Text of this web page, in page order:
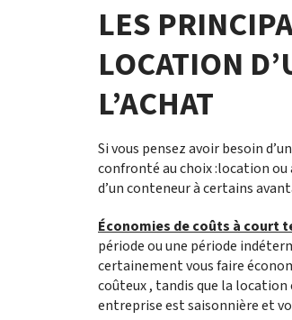
LES
LOCATION
L’ACHAT
Si vous pensez avoir besoin
confronté au choix :location ou
d’un conteneur à certains
Économies de coûts à court
période ou une période
certainement vous faire
coûteux , tandis que la
entreprise est saisonnière et